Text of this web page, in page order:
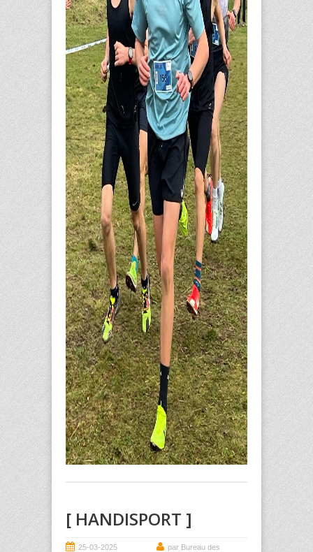
[ HANDISPORT ]
25-03-2025
par Bureau des